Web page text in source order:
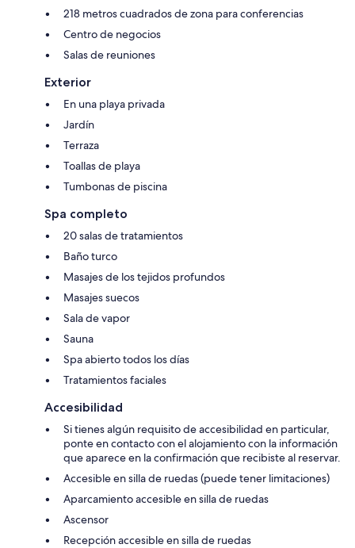
218 metros cuadrados de zona para conferencias
Centro de negocios
Salas de reuniones
Exterior
En una playa privada
Jardín
Terraza
Toallas de playa
Tumbonas de piscina
Spa completo
20 salas de tratamientos
Baño turco
Masajes de los tejidos profundos
Masajes suecos
Sala de vapor
Sauna
Spa abierto todos los días
Tratamientos faciales
Accesibilidad
Si tienes algún requisito de accesibilidad en particular,
ponte en contacto con el alojamiento con la información
que aparece en la confirmación que recibiste al reservar.
Accesible en silla de ruedas (puede tener limitaciones)
Aparcamiento accesible en silla de ruedas
Ascensor
Recepción accesible en silla de ruedas